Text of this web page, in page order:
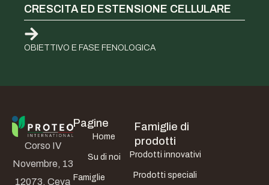
CRESCITA ED ESTENSIONE CELLULARE
OBIETTIVO E FASE FENOLOGICA
Corso IV
Novembre, 13
12073, Ceva
Pagine
Home
Su di noi
Famiglie
Famiglie di
prodotti
Prodotti innovativi
Prodotti speciali